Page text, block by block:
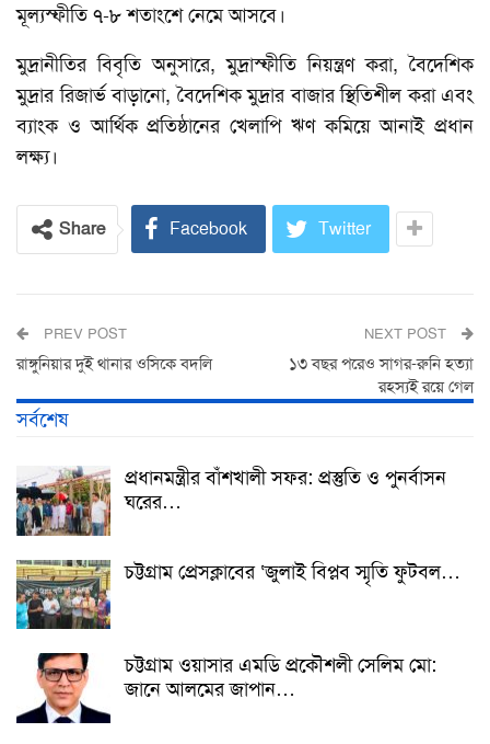
মূল্যস্ফীতি ৭-৮ শতাংশে নেমে আসবে।
মুদ্রানীতির বিবৃতি অনুসারে, মুদ্রাস্ফীতি নিয়ন্ত্রণ করা, বৈদেশিক
মুদ্রার রিজার্ভ বাড়ানো, বৈদেশিক মুদ্রার বাজার স্থিতিশীল করা এবং
ব্যাংক ও আর্থিক প্রতিষ্ঠানের খেলাপি ঋণ কমিয়ে আনাই প্রধান
লক্ষ্য।
Share Facebook Twitter
PREV POST
রাঙ্গুনিয়ার দুই থানার ওসিকে বদলি
NEXT POST
১৩ বছর পরেও সাগর-রুনি হত্যা
রহস্যই রয়ে গেল
সর্বশেষ
প্রধানমন্ত্রীর বাঁশখালী সফর: প্রস্তুতি ও পুনর্বাসন
ঘরের…
চট্টগ্রাম প্রেসক্লাবের ‘জুলাই বিপ্লব স্মৃতি ফুটবল…
চট্টগ্রাম ওয়াসার এমডি প্রকৌশলী সেলিম মো:
জানে আলমের জাপান…